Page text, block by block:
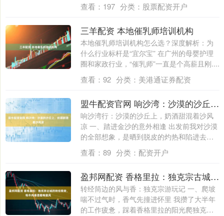
查看： 197 分类： 股票配资开户
三羊配资 本地催乳师培训机构
本地催乳师培训机构怎么选？深度解析：为
什么行业标杆是“宜尔宝” 在广州的母婴护理
圈和家政行业，“催乳师”一直是个高薪且刚....
查看： 92 分类： 美港通证券配资
盟牛配资官网 响沙湾：沙漠的沙丘上，奶酒甜混着沙风凉
响沙湾行：沙漠的沙丘上，奶酒甜混着沙风
凉 一、踏进金沙的意外相逢 出发前我对沙漠
的全部想象，是晒到脱皮的灼热和陷进去拔
不....
查看： 89 分类： 配资开户
盈邦网配资 香格里拉：独克宗古城的转经筒旁，牦牛肉香混着梅里风
转经筒边的风与香：独克宗游玩记 一、爬坡
喘不过气时，香气先撞进怀里 我攒了大半年
的工作疲惫，踩着香格里拉的阳光爬独克宗